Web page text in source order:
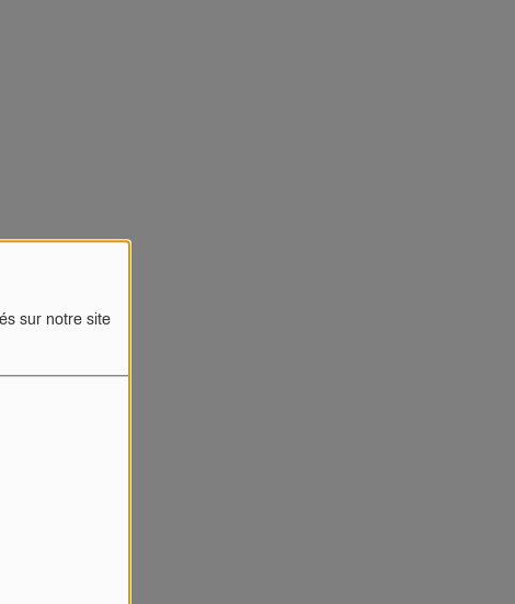
sur notre site